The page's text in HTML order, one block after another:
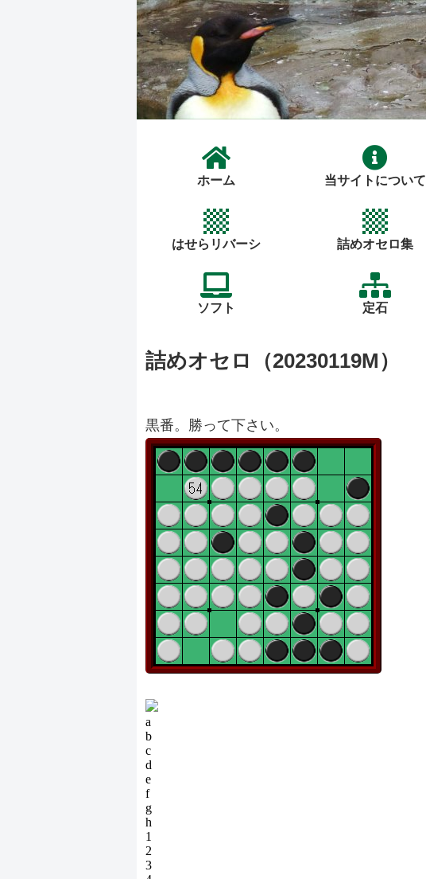
ホーム 当サイトについて
はせらリバーシ 詰めオセロ集
ソフト 定石
詰めオセロ（20230119M）
黒番。勝って下さい。